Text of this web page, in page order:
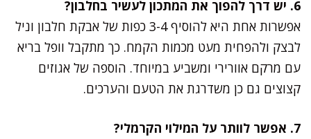
6. יש דרך להפוך את המתכון לעשיר בחלבון?
אפשרות אחת היא להוסיף 3-4 כפות של אבקת חלבון וניל
לבצק ולהפחית מעט מכמות הקמח. כך מתקבל וופל בריא
עם מרקם אוורירי ומשביע במיוחד. הוספה של אגוזים
קצוצים גם כן משדרגת את הטעם והערכים.
7. אפשר לוותר על המילוי הקרמלי?